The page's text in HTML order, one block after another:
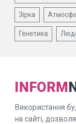
Зірка
Генетика
INFORM
Використання
на сайті,